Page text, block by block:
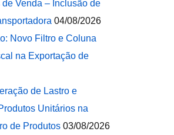
Venda – Inclusão de
04/08/2026
Novo Filtro e Coluna
na Exportação de
de Lastro e
Unitários na
de Produtos 03/08/2026